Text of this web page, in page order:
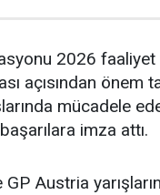
2026
açısından önem
mücadele
imza attı.
GP Austria